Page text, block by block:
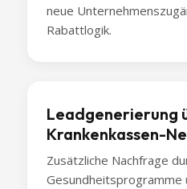
neue
Rabattlogik.
Leadgenerierung
Krankenkassen-
Zusätzliche Nachfrage
Gesundheitsprogramme